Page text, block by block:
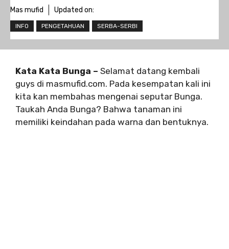
Mas mufid Updated on:
INFO PENGETAHUAN SERBA-SERBI
Kata Kata Bunga – Selamat datang kembali
guys di masmufid.com. Pada kesempatan kali ini
kita kan membahas mengenai seputar Bunga.
Taukah Anda Bunga? Bahwa tanaman ini
memiliki keindahan pada warna dan bentuknya.